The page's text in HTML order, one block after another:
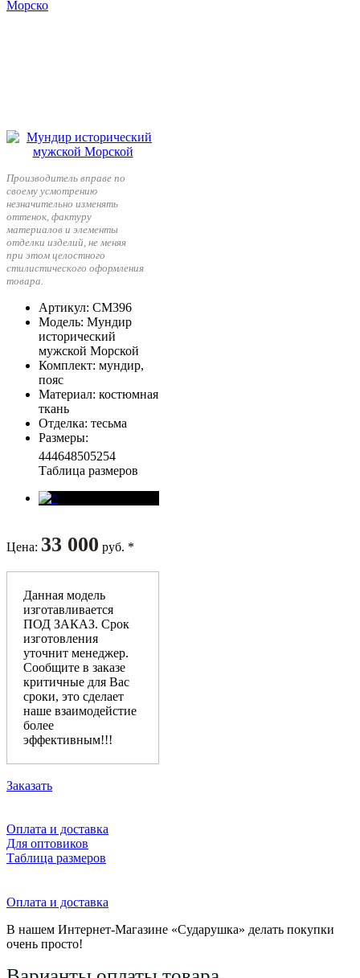
Производитель вправе по
своему усмотрению
незначительно изменять
оттенок, фактуру
материалов и элементы
отделки изделий, не меняя
при этом целостного
стилистического оформления
товара.
Артикул: СМ396
Модель: Мундир
исторический
мужской Морской
Комплект: мундир,
пояс
Материал: костюмная
ткань
Отделка: тесьма
Размеры:
444648505254
Таблица размеров
Цена: 33 000 руб. *
Данная модель
изготавливается
ПОД ЗАКАЗ. Срок
изготовления
уточнит менеджер.
Сообщите в заказе
критичные для Вас
сроки, это сделает
наше взаимодейстие
более
эффективным!!!
Заказать
Оплата и доставка
Для оптовиков
Таблица размеров
Оплата и доставка
В нашем Интернет-Магазине «Сударушка» делать покупки
очень просто!